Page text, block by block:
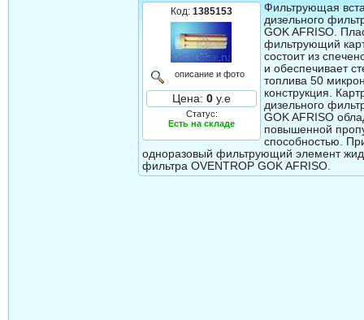
Код:1385153
описание и фото
Цена: 0 у.е
Статус:
Есть на складе
Фильтрующая
дизельного
GOK AFRISO.
фильтрующий
состоит из
и обеспечивает
топлива 50
конструкция.
дизельного
GOK AFRISO
повышенной
способностью.
одноразовый фильтрующий элемент
фильтра OVENTROP GOK AFRISO.